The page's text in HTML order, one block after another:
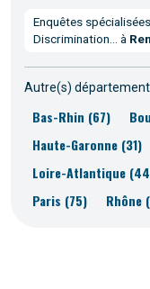
Enquêtes
Discrimination... à
Autre(s)
Bas-Rhin (67)
Haute-Garonne (31)
Loire-Atlantique
Paris (75)
Rhône